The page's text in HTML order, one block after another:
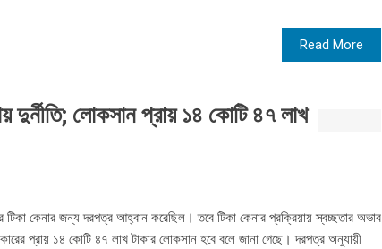
Read More
দুর্নীতি; লোকসান প্রায় ১৪ কোটি ৪৭ লাখ
কেনার জন্য দরপত্র আহ্বান করেছিল। তবে টিকা কেনার প্রক্রিয়ায় স্বচ্ছতার অভাব
প্রায় ১৪ কোটি ৪৭ লাখ টাকার লোকসান হবে বলে জানা গেছে। দরপত্র অনুযায়ী